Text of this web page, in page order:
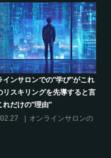
インサロンでの”学び”がこれ
リスキリングを先導すると言
れだけの”理由”
オンラインサロンの